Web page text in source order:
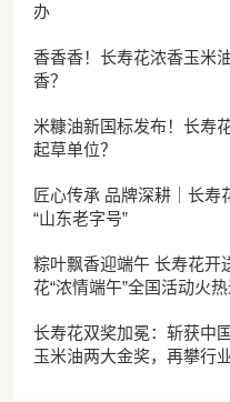
办
香香香！长寿花浓香玉米
香？
米糠油新国标发布！长寿
起草单位？
匠心传承 品牌深耕｜长寿
“山东老字号”
粽叶飘香迎端午 长寿花
花“浓情端午”全国活动火
长寿花双奖加冕：斩获中
玉米油两大金奖，再攀行